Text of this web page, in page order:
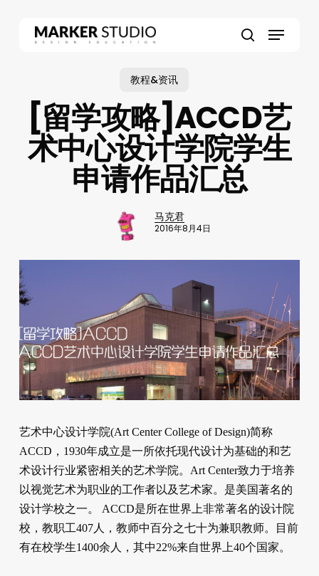
Menu
教程&资讯
[留学攻略]ACCD艺
术中心设计学院学生
申请作品汇总
马克君
2016年8月4日
艺术中心设计学院(Art Center College of Design)简称
ACCD，1930年成立是一所依托现代设计为基础的和艺
术设计行业紧密相关的艺术学院。Art Center致力于培养
以视觉艺术为职业的工作者以及艺术家。是美国著名的
设计学校之一。 ACCD是所在世界上非常著名的设计院
校，教职工407人，教师中百分之七十为兼职教师。目前
有在校学生1400余人，其中22%来自世界上40个国家。